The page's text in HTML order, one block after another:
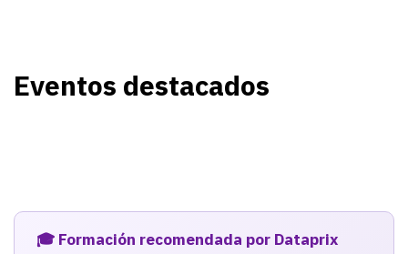
Eventos destacados
🎓 Formación recomendada por Dataprix